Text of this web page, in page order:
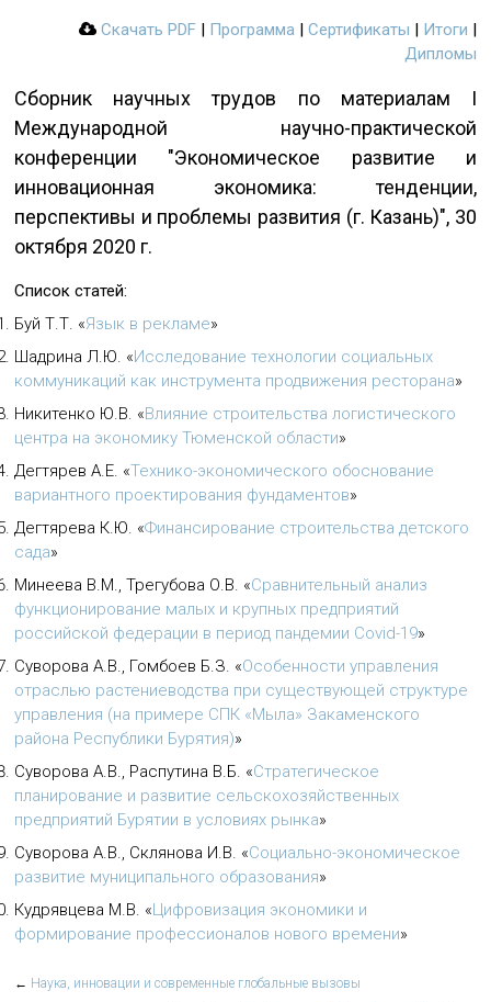
Скачать PDF| Программа| Сертификаты | Итоги |
Дипломы
Сборник научных трудов по материалам I
Международной научно-практической
конференции "Экономическое развитие и
инновационная экономика: тенденции,
перспективы и проблемы развития (г. Казань)", 30
октября 2020 г.
Список статей:
Буй Т.Т. «Язык в рекламе»
Шадрина Л.Ю. «Исследование технологии социальных
коммуникаций как инструмента продвижения ресторана»
Никитенко Ю.В. «Влияние строительства логистического
центра на экономику Тюменской области»
Дегтярев А.Е. «Технико-экономического обоснование
вариантного проектирования фундаментов»
Дегтярева К.Ю. «Финансирование строительства детского
сада»
Минеева В.М., Трегубова О.В. «Сравнительный анализ
функционирование малых и крупных предприятий
российской федерации в период пандемии Covid-19»
Суворова А.В., Гомбоев Б.З. «Особенности управления
отраслью растениеводства при существующей структуре
управления (на примере СПК «Мыла» Закаменского
района Республики Бурятия)»
Суворова А.В., Распутина В.Б. «Стратегическое
планирование и развитие сельскохозяйственных
предприятий Бурятии в условиях рынка»
Суворова А.В., Склянова И.В. «Социально-экономическое
развитие муниципального образования»
Кудрявцева М.В. «Цифровизация экономики и
формирование профессионалов нового времени»
← Наука, инновации и современные глобальные вызовы